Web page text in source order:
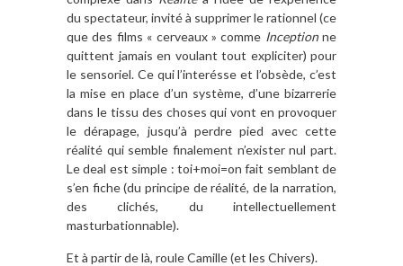
du spectateur, invité à supprimer le rationnel (ce
que des films « cerveaux » comme Inceptionne
quittent jamais en voulant tout expliciter) pour
le sensoriel. Ce qui l’interésse et l’obsède, c’est
la mise en place d’un système, d’une bizarrerie
dans le tissu des choses qui vont en provoquer
le dérapage, jusqu’à perdre pied avec cette
réalité qui semble finalement n’exister nul part.
Le deal est simple : toi+moi=on fait semblant de
s’en fiche (du principe de réalité, de la narration,
des clichés, du intellectuellement
masturbationnable).
Et à partir de là, roule Camille (et les Chivers).